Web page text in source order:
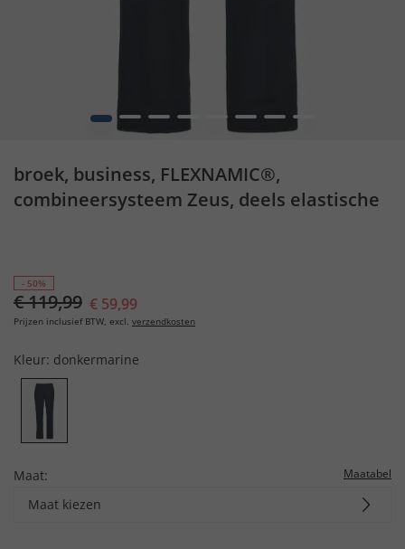
1 2 3 4 6 7
broek, business, FLEXNAMIC®,
combineersysteem Zeus, deels elastische
- 50%
€ 119,99 € 59,99
Prijzen inclusief BTW, excl. verzendkosten
Kleur: donkermarine
Maat: Maatabel
Maat kiezen